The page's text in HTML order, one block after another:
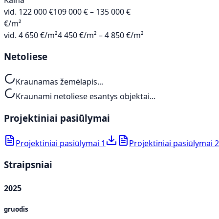
vid. 122 000 €109 000 € – 135 000 €
€/m²
vid. 4 650 €/m²4 450 €/m² – 4 850 €/m²
Netoliese
Kraunamas žemėlapis...
Kraunami netoliese esantys objektai...
Projektiniai pasiūlymai
Projektiniai pasiūlymai 1 Projektiniai pasiūlymai 2
Straipsniai
2025
gruodis